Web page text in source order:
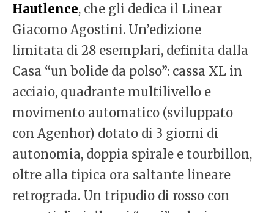
Hautlence, che gli dedica il Linear
Giacomo Agostini. Un’edizione
limitata di 28 esemplari, definita dalla
Casa “un bolide da polso”: cassa XL in
acciaio, quadrante multilivello e
movimento automatico (sviluppato
con Agenhor) dotato di 3 giorni di
autonomia, doppia spirale e tourbillon,
oltre alla tipica ora saltante lineare
retrograda. Un tripudio di rosso con